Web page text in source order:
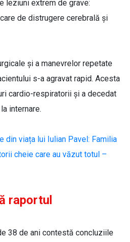
leziuni extrem de grave:
de distrugere cerebrală și
și a manevrelor repetate
s-a agravat rapid. Acesta
cardio-respiratorii și a decedat
internare.
din viața lui Iulian Pavel: Familia
cheie care au văzut totul –
raportul
38 de ani contestă concluziile